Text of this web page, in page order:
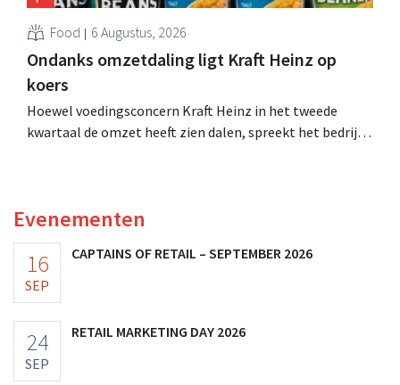
Food 6 Augustus, 2026
Ondanks omzetdaling ligt Kraft Heinz op
koers
Hoewel voedingsconcern Kraft Heinz in het tweede
kwartaal de omzet heeft zien dalen, spreekt het bedrijf
Evenementen
16
SEP
CAPTAINS OF RETAIL – SEPTEMBER 2026
24
SEP
RETAIL MARKETING DAY 2026